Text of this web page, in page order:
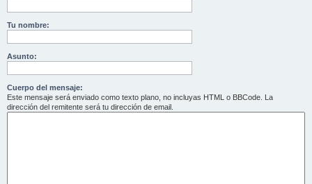
Tu nombre:
Asunto:
Cuerpo del mensaje:
Este mensaje será enviado como texto plano, no incluyas HTML o BBCode. La
dirección del remitente será tu dirección de email.